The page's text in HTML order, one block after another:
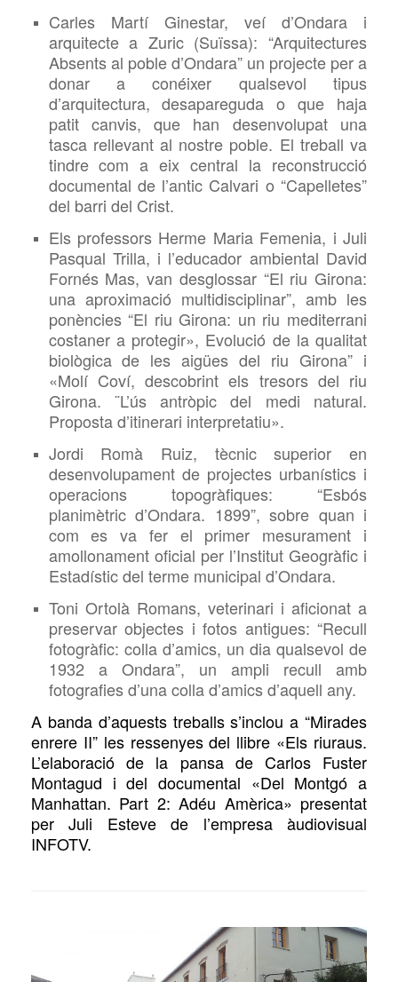
Carles Martí Ginestar, veí d’Ondara i
arquitecte a Zuric (Suïssa): “Arquitectures
Absents al poble d’Ondara” un projecte per a
donar a conéixer qualsevol tipus
d’arquitectura, desapareguda o que haja
patit canvis, que han desenvolupat una
tasca rellevant al nostre poble. El treball va
tindre com a eix central la reconstrucció
documental de l’antic Calvari o “Capelletes”
del barri del Crist.
Els professors Herme Maria Femenia, i Juli
Pasqual Trilla, i l’educador ambiental David
Fornés Mas, van desglossar “El riu Girona:
una aproximació multidisciplinar”, amb les
ponències “El riu Girona: un riu mediterrani
costaner a protegir», Evolució de la qualitat
biològica de les aigües del riu Girona” i
«Molí Coví, descobrint els tresors del riu
Girona. ¨L’ús antròpic del medi natural.
Proposta d’itinerari interpretatiu».
Jordi Romà Ruiz, tècnic superior en
desenvolupament de projectes urbanístics i
operacions topogràfiques: “Esbós
planimètric d’Ondara. 1899”, sobre quan i
com es va fer el primer mesurament i
amollonament oficial per l’Institut Geogràfic i
Estadístic del terme municipal d’Ondara.
Toni Ortolà Romans, veterinari i aficionat a
preservar objectes i fotos antigues: “Recull
fotogràfic: colla d’amics, un dia qualsevol de
1932 a Ondara”, un ampli recull amb
fotografies d’una colla d’amics d’aquell any.
A banda d’aquests treballs s’inclou a “Mirades
enrere II” les ressenyes del llibre «Els riuraus.
L’elaboració de la pansa de Carlos Fuster
Montagud i del documental «Del Montgó a
Manhattan. Part 2: Adéu Amèrica» presentat
per Juli Esteve de l’empresa àudiovisual
INFOTV.